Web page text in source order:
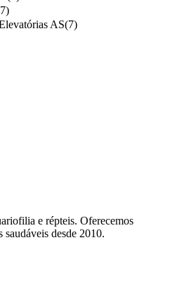
AS(7)
e répteis. Oferecemos
desde 2010.